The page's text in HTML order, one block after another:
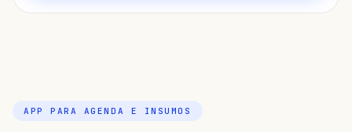
APP PARA AGENDA E INSUMOS